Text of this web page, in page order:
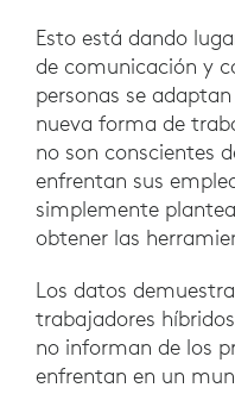
Esto está dando
de comunicación y
personas se
nueva forma de
no son conscientes
enfrentan sus
simplemente
obtener las
Los datos
trabajadores
no informan de los
enfrentan en un